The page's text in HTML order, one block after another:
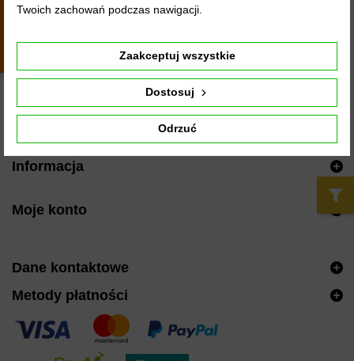
abiksmeble.pl posiada ocenę 4,8/5 na podstawie ponad 2600
Dołącz do nas na Facebooku
Znajdź nas w Google
Informacja
Moje konto
Dane kontaktowe
Metody płatności
Twoich zachowań podczas nawigacji.
Odrzuć
Dostosuj
Zaakceptuj wszystkie
4.8
z całego